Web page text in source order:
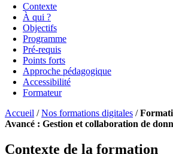
Contexte
À qui ?
Objectifs
Programme
Pré-requis
Points forts
Approche pédagogique
Accessibilité
Formateur
Accueil /Nos formations digitales /
Avancé : Gestion et collaboration de
Contexte de la formation